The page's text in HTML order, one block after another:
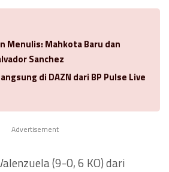
Menulis: Mahkota Baru dan
Sanchez
di DAZN dari BP Pulse Live
Advertisement
(9-0, 6 KO) dari